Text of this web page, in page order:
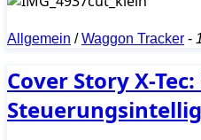
Allgemein /Waggon Tracker -
Cover Story X-